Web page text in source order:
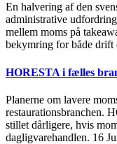
En halvering af den
administrative
mellem moms på
bekymring for både drift
HORESTA i fælles
Planerne om lavere
restaurationsbranchen.
stillet dårligere, hvis
dagligvarehandlen. 16